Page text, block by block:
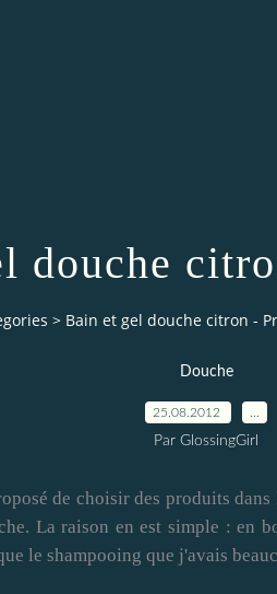
douche
> Bain et gel douche citron -
Douche
25.08.2012
Par GlossingGirl
de choisir des produits
La raison en est simple : en
le shampooing que j'avais